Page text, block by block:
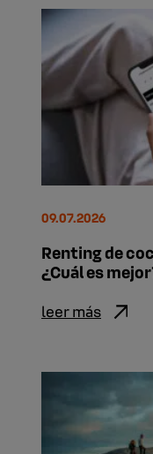
Renting de
¿Cuál es
09.07.2026
leer más